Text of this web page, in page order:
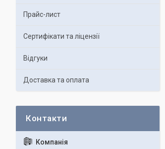
Прайс-лист
Сертифікати та ліцензії
Відгуки
Доставка та оплата